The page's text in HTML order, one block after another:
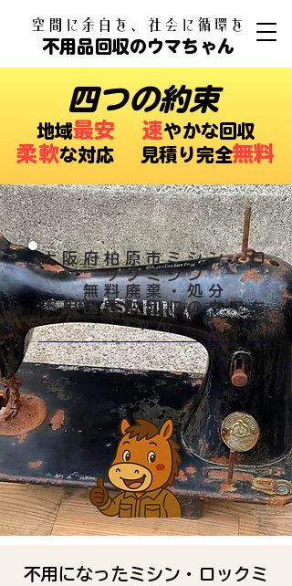
​空間に余白を、社会に循環を
不用品回収のウマちゃん
四つの約束
​地域最安 速やかな回収
柔軟な対応 ​見積り完全無料
大阪府柏原市ミシン・ロ
ックミシン
無料廃棄・処分
​不用品買取回収のウマち
ゃん
不用になったミシン・ロックミ